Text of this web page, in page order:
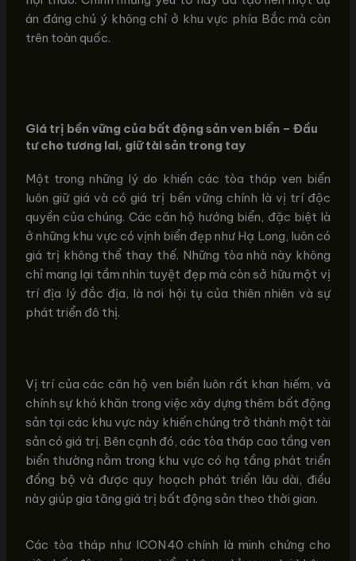
án đáng chú ý không chỉ ở khu vực phía Bắc mà còn
trên toàn quốc.
Giá trị bền vững của bất động sản ven biển – Đầu
tư cho tương lai, giữ tài sản trong tay
Một trong những lý do khiến các tòa tháp ven biển
luôn giữ giá và có giá trị bền vững chính là vị trí độc
quyền của chúng. Các căn hộ hướng biển, đặc biệt là
ở những khu vực có vịnh biển đẹp như Hạ Long, luôn có
giá trị không thể thay thế. Những tòa nhà này không
chỉ mang lại tầm nhìn tuyệt đẹp mà còn sở hữu một vị
trí địa lý đắc địa, là nơi hội tụ của thiên nhiên và sự
phát triển đô thị.
Vị trí của các căn hộ ven biển luôn rất khan hiếm, và
chính sự khó khăn trong việc xây dựng thêm bất động
sản tại các khu vực này khiến chúng trở thành một tài
sản có giá trị. Bên cạnh đó, các tòa tháp cao tầng ven
biển thường nằm trong khu vực có hạ tầng phát triển
đồng bộ và được quy hoạch phát triển lâu dài, điều
này giúp gia tăng giá trị bất động sản theo thời gian.
Các tòa tháp như ICON40 chính là minh chứng cho